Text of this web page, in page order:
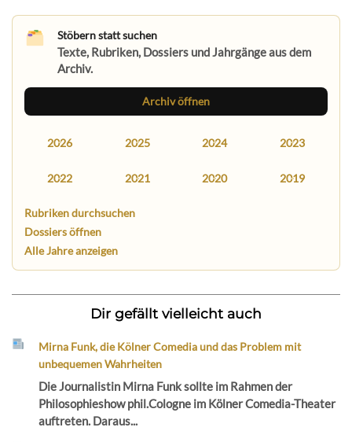
Stöbern statt suchen
Texte, Rubriken, Dossiers und Jahrgänge aus dem
Archiv.
Archiv öffnen
2026 2025 2024 2023
2022 2021 2020 2019
Rubriken durchsuchen
Dossiers öffnen
Alle Jahre anzeigen
Dir gefällt vielleicht auch
Mirna Funk, die Kölner Comedia und das Problem mit
unbequemen Wahrheiten
Die Journalistin Mirna Funk sollte im Rahmen der
Philosophieshow phil.Cologne im Kölner Comedia-Theater
auftreten. Daraus...